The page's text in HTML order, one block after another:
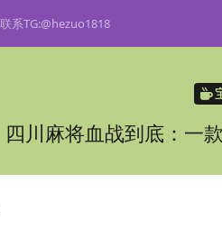
系TG:@hezuo1818
四川麻将血战到底：一